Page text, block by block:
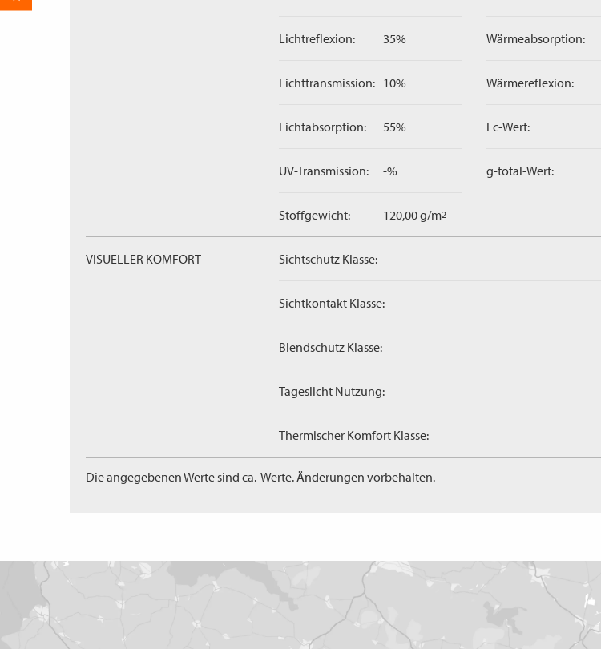
Lichtreflexion: 35%
Lichttransmission: 10%
Lichtabsorption: 55%
UV-Transmission: -%
Stoffgewicht: 120,00 g/m2
Wärmeabsorption:
Wärmereflexion:
Fc-Wert:
g-total-Wert:
VISUELLER KOMFORT Sichtschutz Klasse:
Sichtkontakt Klasse:
Blendschutz Klasse:
Tageslicht Nutzung:
Thermischer Komfort Klasse:
Die angegebenen Werte sind ca.-Werte. Änderungen vorbehalten.